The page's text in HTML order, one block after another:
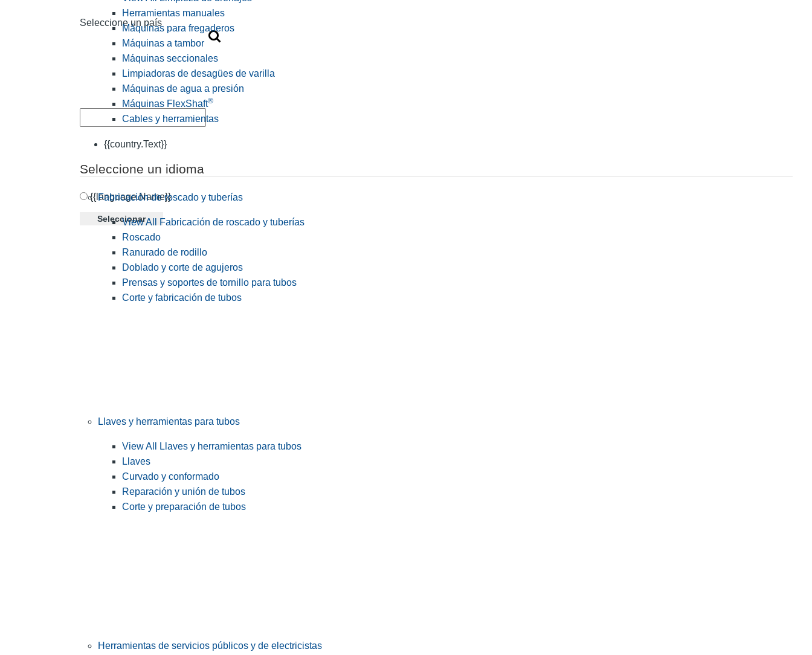
Seleccione un país
{{country.Text}}
Seleccione un idioma
{{language.Name}}
Seleccionar
Herramientas manuales
Máquinas para fregaderos
Máquinas a tambor
Máquinas seccionales
Limpiadoras de desagües de varilla
Máquinas de agua a presión
Máquinas FlexShaft®
Cables y herramientas
Fabricación de roscado y tuberías
View All Fabricación de roscado y tuberías
Roscado
Ranurado de rodillo
Doblado y corte de agujeros
Prensas y soportes de tornillo para tubos
Corte y fabricación de tubos
Llaves y herramientas para tubos
View All Llaves y herramientas para tubos
Llaves
Curvado y conformado
Reparación y unión de tubos
Corte y preparación de tubos
Herramientas de servicios públicos y de electricistas